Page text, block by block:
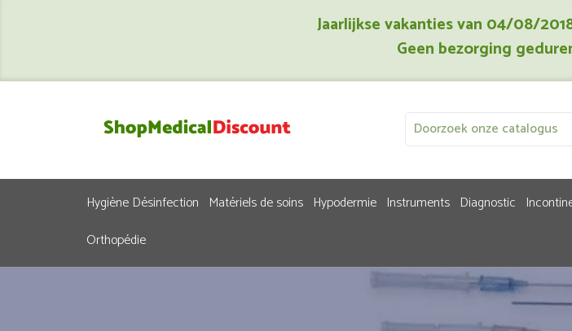
Jaarlijkse vakanties van 04/08/
Geen bezorging
Hygiène Désinfection Matériels de soins Hypodermie Instruments Diagnostic
Orthopédie